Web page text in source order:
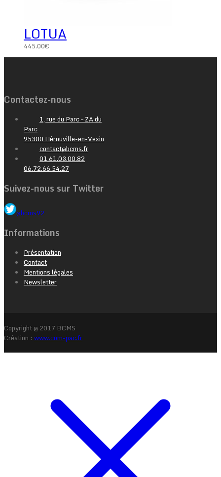
LOTUA
445.00€
Contactez-nous
1, rue du Parc – ZA du
Parc
95300 Hérouville-en-Vexin
contact@bcms.fr
01.61.03.00.82
06.72.66.54.27
Suivez-nous sur Twitter
@bcms92
Informations
Présentation
Contact
Mentions légales
Newsletter
Copyright @ 2017 BCMS
Création : www.com-pac.fr